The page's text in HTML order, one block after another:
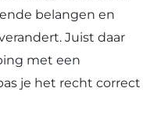
belangen en
Juist daar
met een
je het recht correct